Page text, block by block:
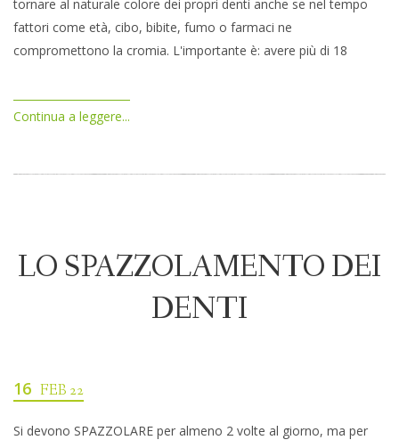
tornare al naturale colore dei propri denti anche se nel tempo
fattori come età, cibo, bibite, fumo o farmaci ne
compromettono la cromia. L'importante è: avere più di 18
Continua a leggere...
LO SPAZZOLAMENTO DEI
DENTI
16 FEB 22
Si devono SPAZZOLARE per almeno 2 volte al giorno, ma per